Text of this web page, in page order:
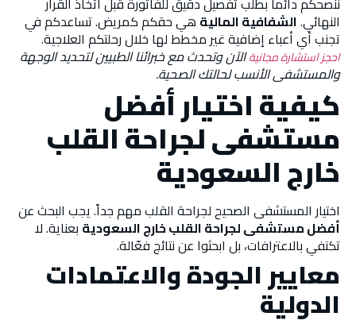
النهائي.الشفافية المالية هي حقكم كمريض. تساعدكم في
تجنب أي أعباء إضافية غير مخطط لها خلال رحلتكم العلاجية.
احجز استشارة مجانيةالآن وتحدث مع خبرائنا الطبيين لتحديد الوجهة
والمستشفى الأنسب لحالتك الصحية.
كيفية اختيار أفضل
مستشفى لجراحة القلب
خارج السعودية
اختيار المستشفى الصحيح لجراحة القلب مهم جداً. يجب البحث عن
أفضل مستشفى لجراحة القلب خارج السعودية بعناية. لا
تكتفي بالاعترافات، بل ابحثوا عن نتائج فعّالة.
معايير الجودة والاعتمادات
الدولية